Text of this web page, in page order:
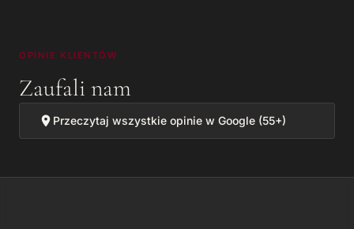
OPINIE KLIENTÓW
Zaufali nam
Przeczytaj wszystkie opinie w Google (55+)